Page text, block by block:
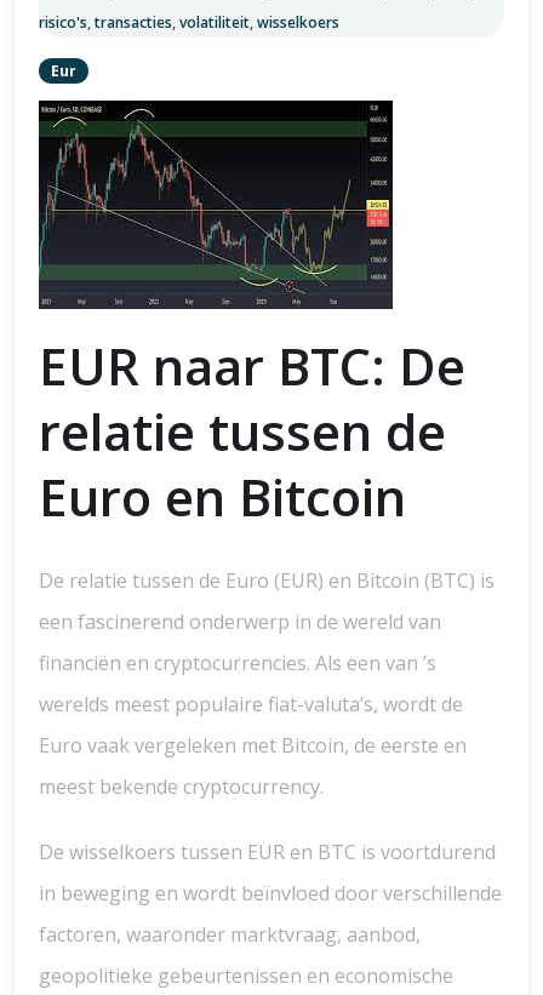
risico's,transacties,volatiliteit,wisselkoers
Eur
EUR naar BTC: De
relatie tussen de
Euro en Bitcoin
De relatie tussen de Euro (EUR) en Bitcoin (BTC) is
een fascinerend onderwerp in de wereld van
financiën en cryptocurrencies. Als een van ’s
werelds meest populaire fiat-valuta’s, wordt de
Euro vaak vergeleken met Bitcoin, de eerste en
meest bekende cryptocurrency.
De wisselkoers tussen EUR en BTC is voortdurend
in beweging en wordt beïnvloed door verschillende
factoren, waaronder marktvraag, aanbod,
geopolitieke gebeurtenissen en economische